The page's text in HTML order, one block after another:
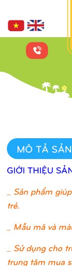
MÔ TẢ
GIỚI THIỆU
Sản phẩm
trẻ.
_ Mẫu mã và
_ Sử dụng cho
trung tâm mua